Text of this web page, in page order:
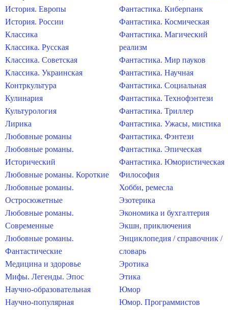
История. Европы
История. России
Классика
Классика. Русская
Классика. Советская
Классика. Украинская
Контркультура
Кулинария
Культурология
Лирика
Любовные романы
Любовные романы.
Исторический
Любовные романы. Короткие
Любовные романы.
Остросюжетные
Любовные романы.
Современные
Любовные романы.
Фантастические
Медицина и здоровье
Мифы. Легенды. Эпос
Научно-образовательная
Научно-популярная
Фантастика. Киберпанк
Фантастика. Космическая
Фантастика. Магический
реализм
Фантастика. Мир пауков
Фантастика. Научная
Фантастика. Социальная
Фантастика. Технофэнтези
Фантастика. Триллер
Фантастика. Ужасы, мистика
Фантастика. Фэнтези
Фантастика. Эпическая
Фантастика. Юмористическая
Философия
Хобби, ремесла
Эзотерика
Экономика и бухгалтерия
Экшн, приключения
Энциклопедия / справочник /
словарь
Эротика
Этика
Юмор
Юмор. Программистов